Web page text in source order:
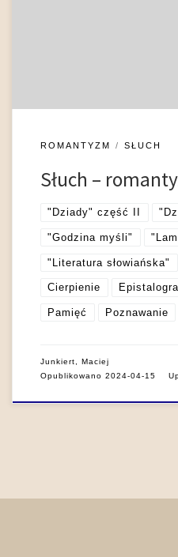
ROMANTYZM SŁUCH
Słuch –
"Dziady" część II
"Godzina myśli"
"Literatura słowiańska"
Cierpienie
Pamięć Poznawanie
Junkiert, Maciej
Opublikowano 2024-04-15